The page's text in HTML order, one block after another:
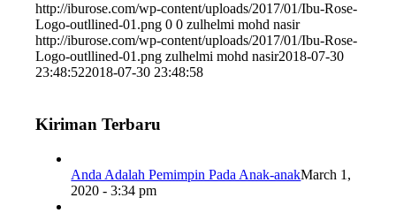
http://iburose.com/wp-content/uploads/2017/01/Ibu-Rose-
Logo-outllined-01.png 0 0 zulhelmi mohd nasir
http://iburose.com/wp-content/uploads/2017/01/Ibu-Rose-
Logo-outllined-01.png zulhelmi mohd nasir2018-07-30
23:48:522018-07-30 23:48:58
Kiriman Terbaru
Anda Adalah Pemimpin Pada Anak-anakMarch 1,
2020 - 3:34 pm